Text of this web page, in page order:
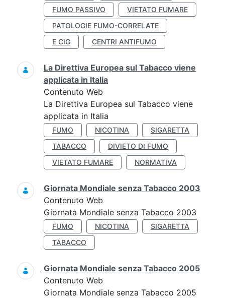
FUMO PASSIVO
VIETATO FUMARE
PATOLOGIE FUMO-CORRELATE
E CIG
CENTRI ANTIFUMO
La Direttiva Europea sul Tabacco viene
applicata in Italia
Contenuto Web
La Direttiva Europea sul Tabacco viene
applicata in Italia
FUMO NICOTINA
SIGARETTA
TABACCO
DIVIETO DI FUMO
VIETATO FUMARE
NORMATIVA
Giornata Mondiale senza Tabacco 2003
Contenuto Web
Giornata Mondiale senza Tabacco 2003
FUMO NICOTINA
SIGARETTA
TABACCO
Giornata Mondiale senza Tabacco 2005
Contenuto Web
Giornata Mondiale senza Tabacco 2005